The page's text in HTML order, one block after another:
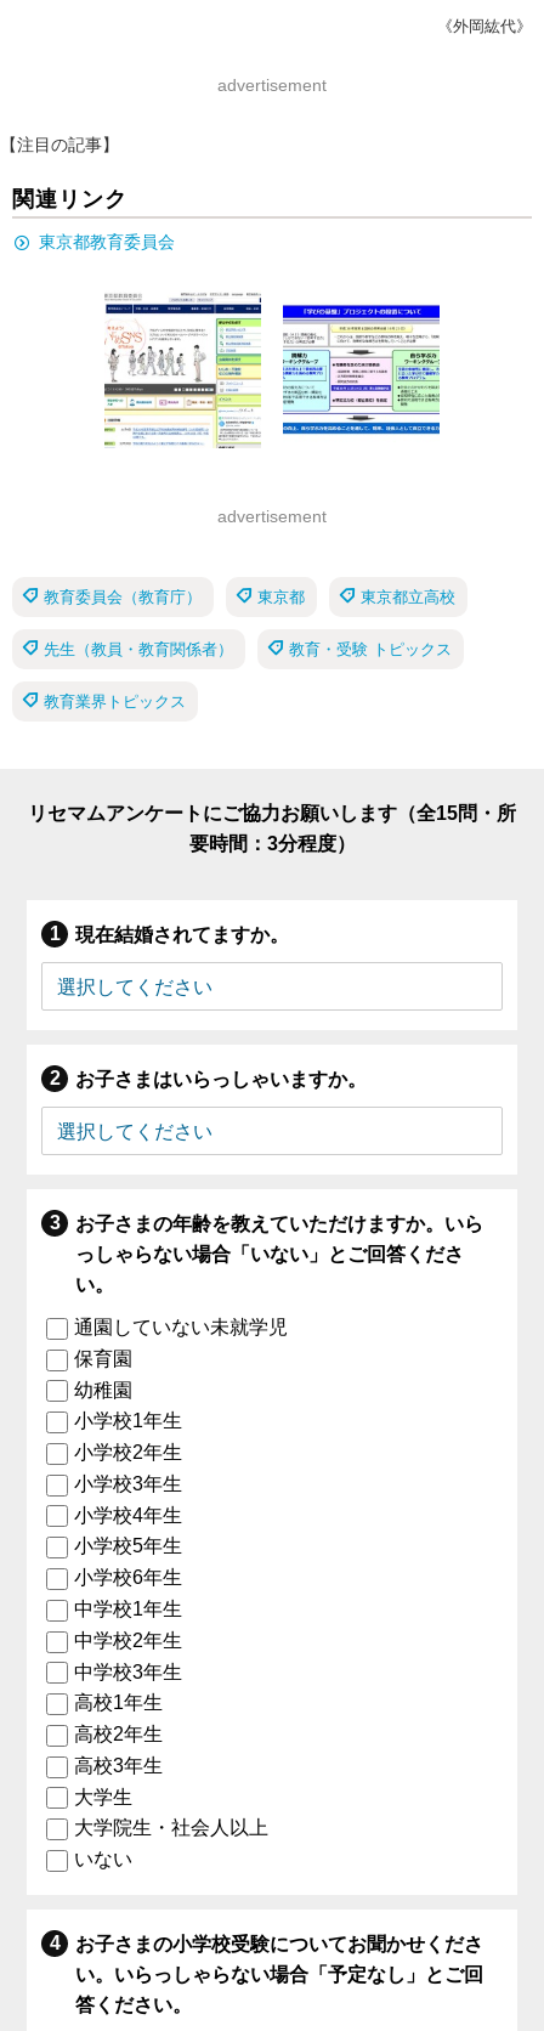
《外岡紘代》
advertisement
【注目の記事】
関連リンク
東京都教育委員会
advertisement
教育委員会（教育庁） 東京都 東京都立高校
先生（教員・教育関係者） 教育・受験 トピックス
教育業界トピックス
リセマムアンケートにご協力お願いします（全15問・所
要時間：3分程度）
現在結婚されてますか。
お子さまはいらっしゃいますか。
お子さまの年齢を教えていただけますか。いら
っしゃらない場合「いない」とご回答くださ
い。
通園していない未就学児
保育園
幼稚園
小学校1年生
小学校2年生
小学校3年生
小学校4年生
小学校5年生
小学校6年生
中学校1年生
中学校2年生
中学校3年生
高校1年生
高校2年生
高校3年生
大学生
大学院生・社会人以上
いない
お子さまの小学校受験についてお聞かせくださ
い。いらっしゃらない場合「予定なし」とご回
答ください。